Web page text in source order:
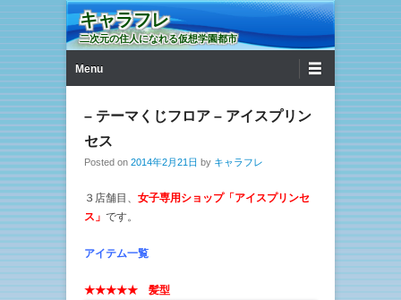
キャラフレ
二次元の住人になれる仮想学園都市
Menu
– テーマくじフロア – アイスプリン
セス
Posted on 2014年2月21日 by キャラフレ
３店舗目、 女子専用ショップ「アイスプリンセ
ス」 です。
アイテム一覧
★★★★★ 髪型